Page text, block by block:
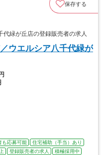
保存する
緑が丘店の登録販売者の求人
ウエルシア八千代緑が
も応募可能
住宅補助（手当）あり
登録販売者の求人 積極採用中